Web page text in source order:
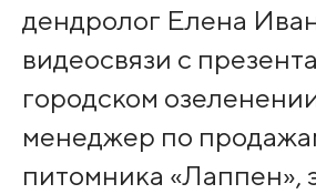
дендролог Елена
видеосвязи с
городском
менеджер по
питомника «Лаппен»,